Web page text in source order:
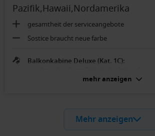
Pazifik,Hawaii,Nordamerika
gesamtheit der serviceangebote
Sostice braucht neue farbe
Balkonkabine Deluxe (Kat. 1C):
mehr anzeigen
Mehr anzeigen